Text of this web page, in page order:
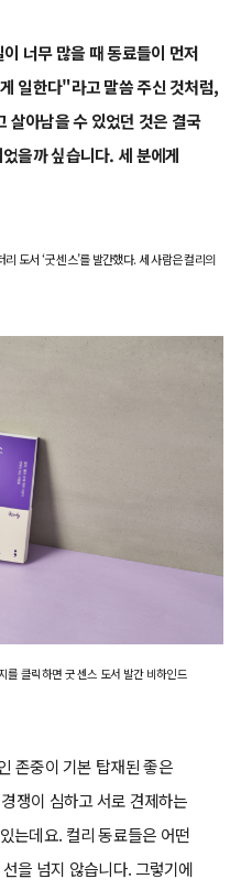
너무 많을 때 동료들이 먼저
일한다"라고 말씀 주신 것처럼,
살아남을 수 있었던 것은 결국
을까 싶습니다. 세 분에게
도서 ‘굿 센스’를 발간했다. 세 사람은 컬리의
를 클릭하면 굿 센스 도서 발간 비하인드
존중이 기본 탑재된 좋은
쟁이 심하고 서로 견제하는
는데요. 컬리 동료들은 어떤
을 넘지 않습니다. 그렇기에